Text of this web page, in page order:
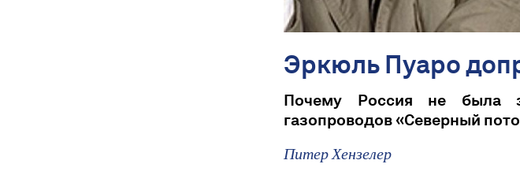
Эркюль Пуаро
Почему Россия не была
газопроводов «Северный
Питер Хензелер